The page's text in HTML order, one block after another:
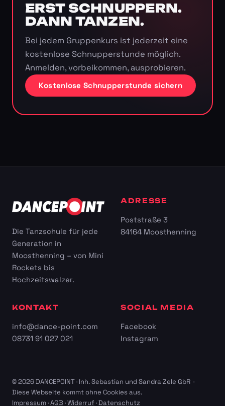
ERST SCHNUPPERN.
DANN TANZEN.
Bei jedem Gruppenkurs ist jederzeit eine
kostenlose Schnupperstunde möglich.
Anmelden, vorbeikommen, ausprobieren.
Kostenlose Schnupperstunde sichern
Die Tanzschule für jede
Generation in
Moosthenning – von Mini
Rockets bis
Hochzeitswalzer.
ADRESSE
Poststraße 3
84164 Moosthenning
KONTAKT
info@dance-point.com
08731 91 027 021
SOCIAL MEDIA
Facebook
Instagram
© 2026 DANCEPOINT · Inh. Sebastian und Sandra Zele GbR ·
Diese Webseite kommt ohne Cookies aus.
Impressum·AGB ·Widerruf·Datenschutz